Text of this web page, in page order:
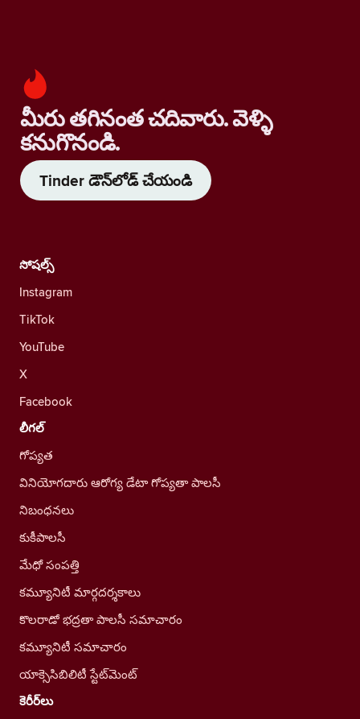
మీరు తగినంత చదివారు. వెళ్ళి
కనుగొనండి.
Tinder డౌన్‌లోడ్ చేయండి
సోషల్స్
Instagram
TikTok
YouTube
X
Facebook
లీగల్
గోప్యత
వినియోగదారు ఆరోగ్య డేటా గోప్యతా పాలసీ
నిబంధనలు
కుకీపాలసీ
మేధో సంపత్తి
కమ్యూనిటీ మార్గదర్శకాలు
కొలరాడో భద్రతా పాలసీ సమాచారం
కమ్యూనిటీ సమాచారం
యాక్సెసిబిలిటీ స్టేట్‌మెంట్
కెరీర్‌లు